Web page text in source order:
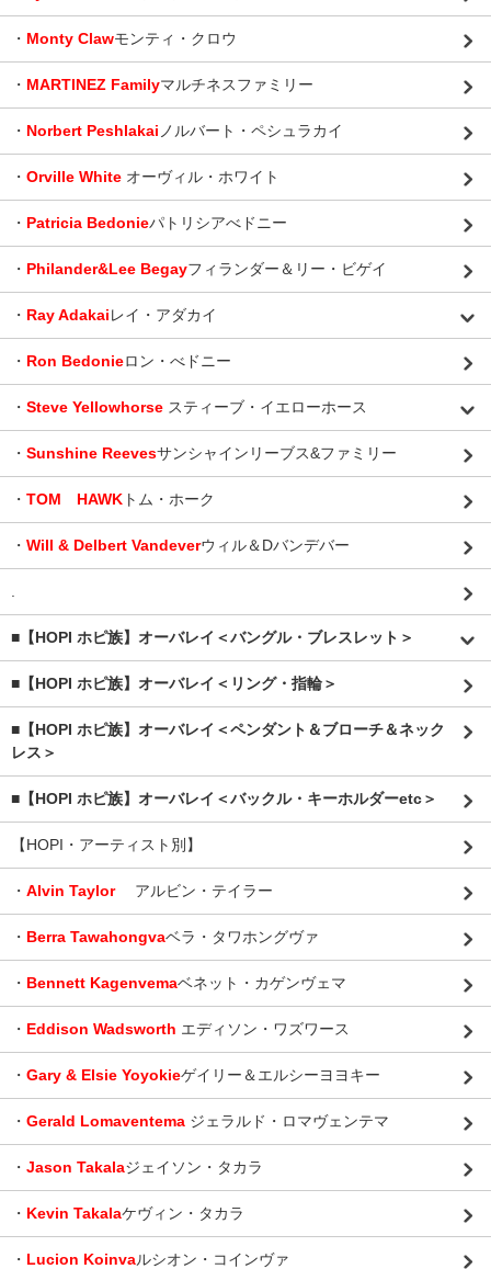
・ Monty Clawモンティ・クロウ
・ MARTINEZ Familyマルチネスファミリー
・ Norbert Peshlakai ノルバート・ペシュラカイ
・ Orville White オーヴィル・ホワイト
・ Patricia Bedonieパトリシアべドニー
・ Philander&Lee Begayフィランダー＆リー・ビゲイ
・ Ray Adakaiレイ・アダカイ
・ Ron Bedonieロン・べドニー
・ Steve Yellowhorse スティーブ・イエローホース
・ Sunshine Reevesサンシャインリーブス&ファミリー
・ TOM HAWK トム・ホーク
・ Will & Delbert Vandeverウィル＆Dバンデバー
■【HOPI ホピ族】オーバレイ＜バングル・ブレスレット＞
■【HOPI ホピ族】オーバレイ＜リング・指輪＞
■【HOPI ホピ族】オーバレイ＜ペンダント＆ブローチ＆ネック
レス＞
■【HOPI ホピ族】オーバレイ＜バックル・キーホルダーetc＞
【HOPI・アーティスト別】
・ Alvin Taylor アルビン・テイラー
・ Berra Tawahongvaベラ・タワホングヴァ
・ Bennett Kagenvemaベネット・カゲンヴェマ
・ Eddison Wadsworth エディソン・ワズワース
・ Gary & Elsie Yoyokieゲイリー＆エルシーヨヨキー
・ Gerald Lomaventema ジェラルド・ロマヴェンテマ
・ Jason Takalaジェイソン・タカラ
・ Kevin Takalaケヴィン・タカラ
・ Lucion Koinvaルシオン・コインヴァ